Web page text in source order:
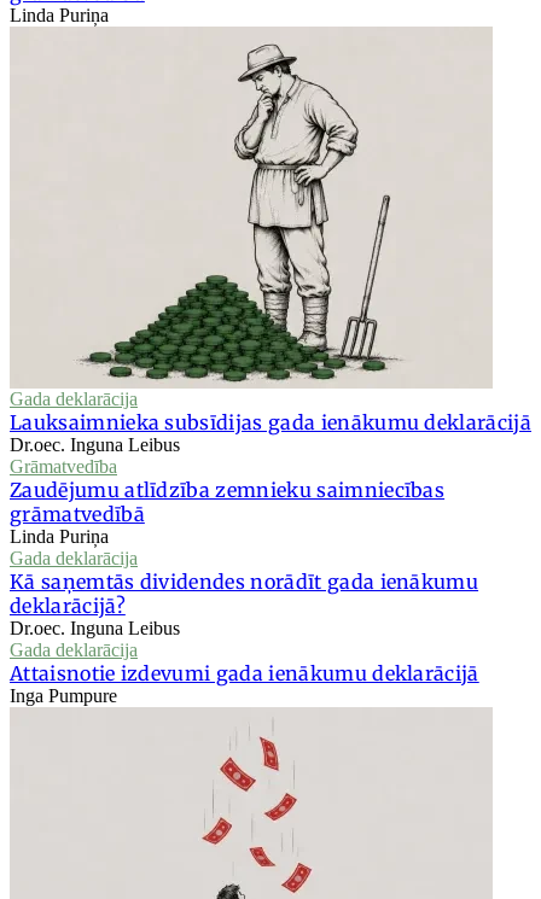
Linda Puriņa
Gada deklarācija
Lauksaimnieka subsīdijas gada ienākumu deklarācijā
Dr.oec. Inguna Leibus
Grāmatvedība
Zaudējumu atlīdzība zemnieku saimniecības
grāmatvedībā
Linda Puriņa
Gada deklarācija
Kā saņemtās dividendes norādīt gada ienākumu
deklarācijā?
Dr.oec. Inguna Leibus
Gada deklarācija
Attaisnotie izdevumi gada ienākumu deklarācijā
Inga Pumpure